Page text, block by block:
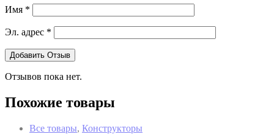
Имя *
Эл. адрес *
Отзывов пока нет.
Похожие товары
Все товары, Конструкторы